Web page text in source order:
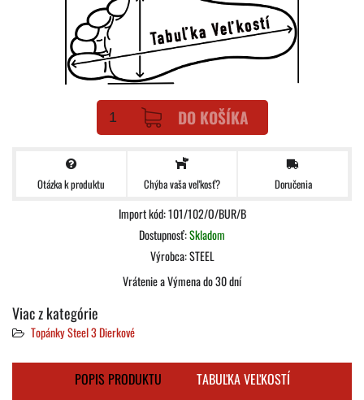
DO KOŠÍKA
Otázka k produktu Chýba vaša veľkosť? Doručenia
Import kód: 101/102/O/BUR/B
Dostupnosť:Skladom
Výrobca:STEEL
Vrátenie a Výmena do 30 dní
Viac z kategórie
Topánky Steel 3 Dierkové
POPIS PRODUKTU
TABUĽKA VEĽKOSTÍ